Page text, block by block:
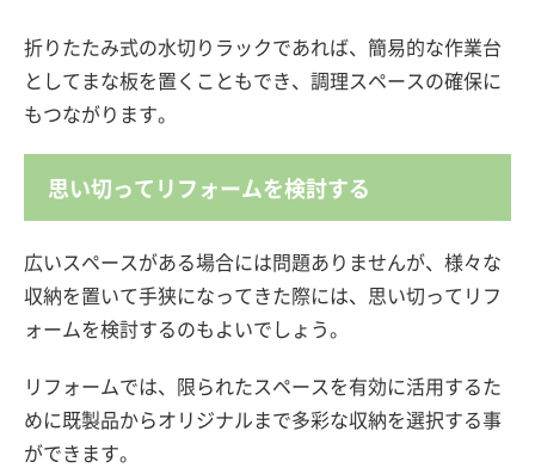
折りたたみ式の水切りラックであれば、簡易的な作業台
としてまな板を置くこともでき、調理スペースの確保に
もつながります。
思い切ってリフォームを検討する
広いスペースがある場合には問題ありませんが、様々な
収納を置いて手狭になってきた際には、思い切ってリフ
ォームを検討するのもよいでしょう。
リフォームでは、限られたスペースを有効に活用するた
めに既製品からオリジナルまで多彩な収納を選択する事
ができます。